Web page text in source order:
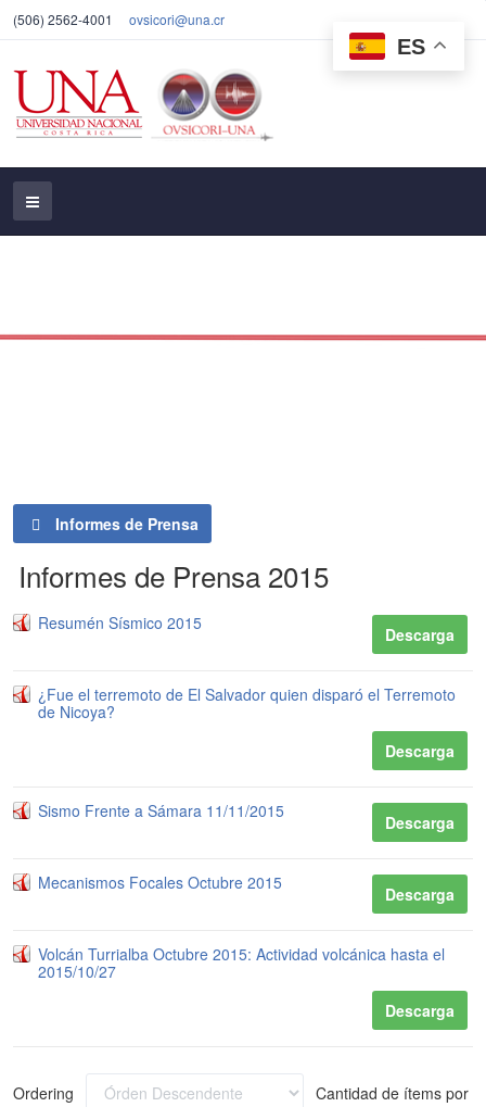
(506) 2562-4001 ovsicori@una.cr
ES
Informes de Prensa
Informes de Prensa 2015
Resumén Sísmico 2015
Descarga
¿Fue el terremoto de El Salvador quien disparó el Terremoto
de Nicoya?
Descarga
Sismo Frente a Sámara 11/11/2015
Descarga
Mecanismos Focales Octubre 2015
Descarga
Volcán Turrialba Octubre 2015: Actividad volcánica hasta el
2015/10/27
Descarga
Ordering
Cantidad de ítems por